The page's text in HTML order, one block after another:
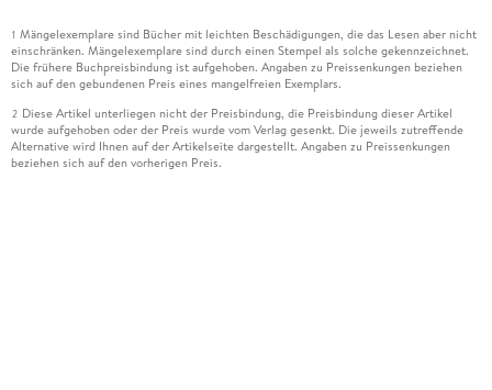
1 Mängelexemplare sind Bücher mit leichten Beschädigungen, die das Lesen aber nicht
einschränken. Mängelexemplare sind durch einen Stempel als solche gekennzeichnet.
Die frühere Buchpreisbindung ist aufgehoben. Angaben zu Preissenkungen beziehen
sich auf den gebundenen Preis eines mangelfreien Exemplars.
2 Diese Artikel unterliegen nicht der Preisbindung, die Preisbindung dieser Artikel
wurde aufgehoben oder der Preis wurde vom Verlag gesenkt. Die jeweils zutreffende
Alternative wird Ihnen auf der Artikelseite dargestellt. Angaben zu Preissenkungen
beziehen sich auf den vorherigen Preis.